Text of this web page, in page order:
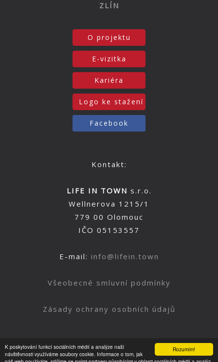
Rozumím!
K poskytování funkcí sociálních médií a analýze naší
návštěvnosti využíváme soubory cookie. Informace o tom, jak
ZLÍN
O projektu
E-vizitka
Kariéra
Logo ke stažení
Facebook
Kontakt:
LIFE IN TOWN s.r.o.
Wellnerova 1215/1
779 00 Olomouc
IČO 05153557
E-mail: info@lifein.town
Všeobecné smluvní podmínky
Zásady ochrany osobních údajů
Nahoru